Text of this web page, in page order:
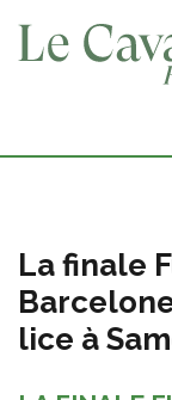
La finale
lice à